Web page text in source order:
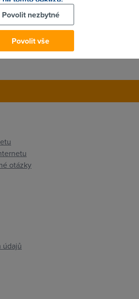
něco lepčího tak Alcatel 510i nebo
ty jsou ještě lepčí.
otázky
údajů
Povolit nezbytné
Povolit vše